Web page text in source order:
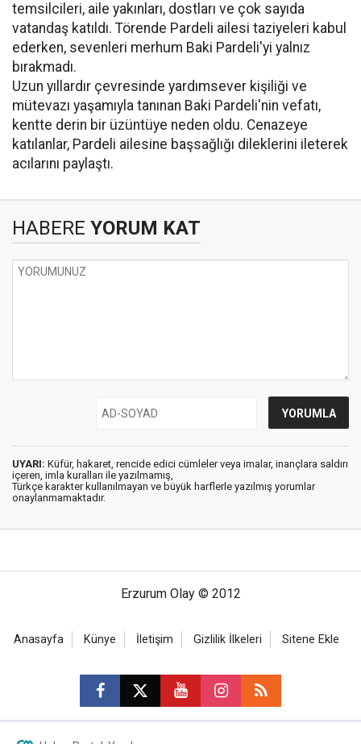
temsilcileri, aile yakınları, dostları ve çok sayıda
vatandaş katıldı. Törende Pardeli ailesi taziyeleri kabul
ederken, sevenleri merhum Baki Pardeli'yi yalnız
bırakmadı.
Uzun yıllardır çevresinde yardımsever kişiliği ve
mütevazı yaşamıyla tanınan Baki Pardeli'nin vefatı,
kentte derin bir üzüntüye neden oldu. Cenazeye
katılanlar, Pardeli ailesine başsağlığı dileklerini ileterek
acılarını paylaştı.
HABERE YORUM KAT
UYARI: Küfür, hakaret, rencide edici cümleler veya imalar, inançlara saldırı
içeren, imla kuralları ile yazılmamış,
Türkçe karakter kullanılmayan ve büyük harflerle yazılmış yorumlar
onaylanmamaktadır.
Erzurum Olay © 2012
Anasayfa Künye İletişim Gizlilik İlkeleri Sitene Ekle
Haber Portalı Yazılımı